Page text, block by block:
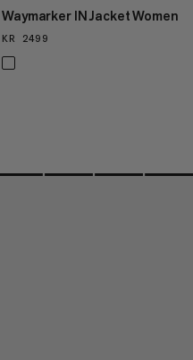
Waymarker IN Jacket Women
KR 2499